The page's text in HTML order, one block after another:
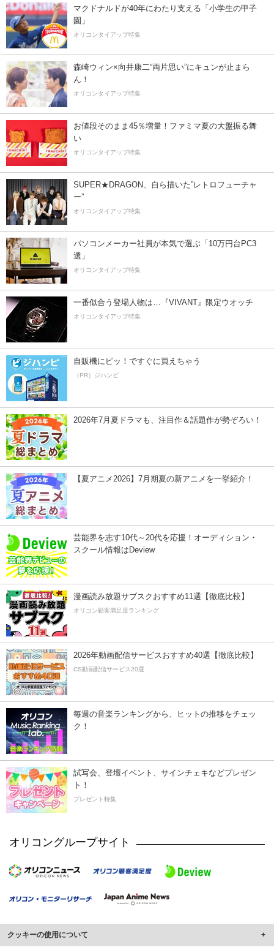
マクドナルドが40年にわたり支える「小学生の甲子
園」
オリコンタイアップ特集
森崎ウィン×向井康二“両片思い”にキュンが止まら
ん！
オリコンタイアップ特集
お値段そのまま45％増量！ファミマ夏の大盤振る舞
い
オリコンタイアップ特集
SUPER★DRAGON、自ら描いた”レトロフューチャ
ー”
オリコンタイアップ特集
パソコンメーカー社員が本気で選ぶ「10万円台PC3
選」
オリコンタイアップ特集
一番似合う登場人物は…『VIVANT』限定ウオッチ
オリコンタイアップ特集
自販機にピッ！ですぐに買えちゃう
（PR）ジハンピ
2026年7月夏ドラマも、注目作＆話題作が勢ぞろい！
【夏アニメ2026】7月期夏の新アニメを一挙紹介！
芸能界を志す10代～20代を応援！オーディション・
スクール情報はDeview
漫画読み放題サブスクおすすめ11選【徹底比較】
オリコン顧客満足度ランキング
2026年動画配信サービスおすすめ40選【徹底比較】
CS動画配信サービス20選
毎週の音楽ランキングから、ヒットの推移をチェッ
ク！
試写会、登壇イベント、サインチェキなどプレゼン
ト！
プレゼント特集
オリコングループサイト
クッキーの使用について